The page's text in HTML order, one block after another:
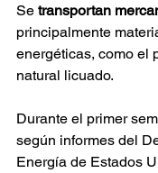
Se transportan
principalmente
energéticas, como el
natural licuado.
Durante el primer
según informes del
Energía de Estados